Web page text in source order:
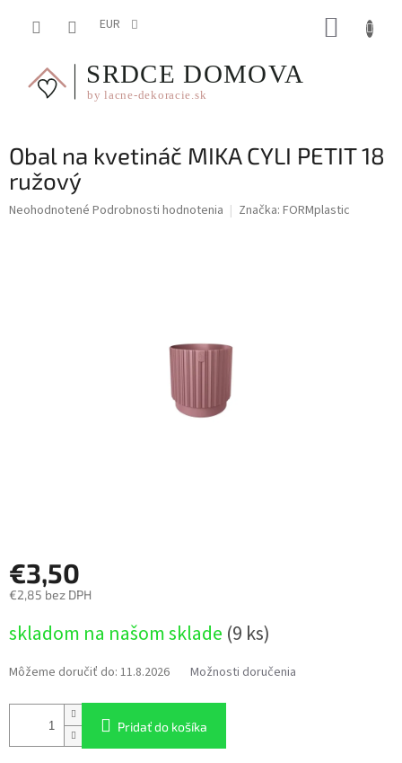
EUR
Obal na kvetináč MIKA CYLI PETIT 18
ružový
Priemerné
Neohodnotené Podrobnosti hodnotenia Značka: FORMplastic
€3,50
€2,85 bez DPH
cena:
skladom na našom sklade (9 ks)
Môžeme doručiť do: 11.8.2026 Možnosti doručenia
Pridať do košíka